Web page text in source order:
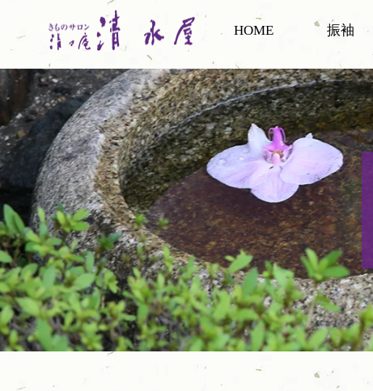
HOME 振袖